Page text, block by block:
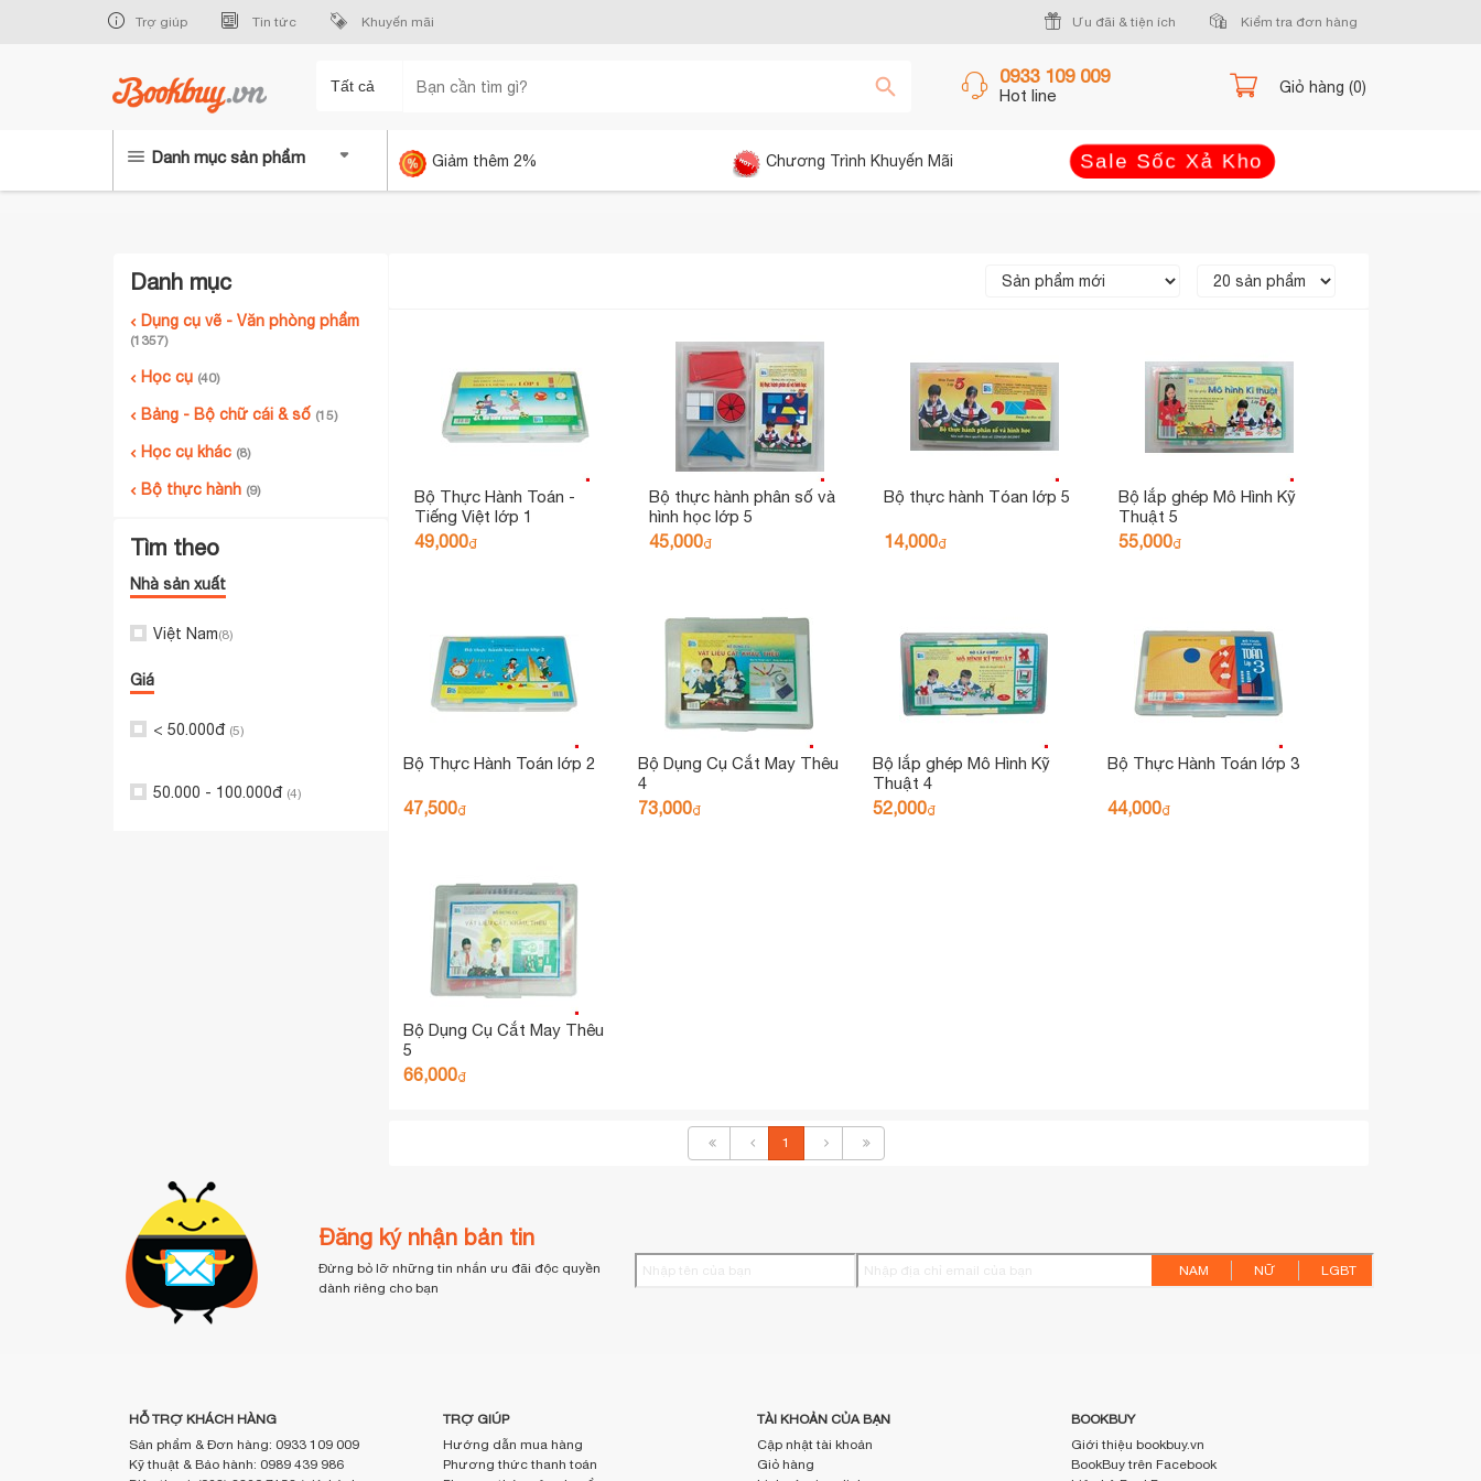
Trợ giúp Tin tức Khuyến mãi Ưu đãi & tiện ích Kiểm tra đơn hàng
Tất cả 0933 109 009
Hot line Giỏ hàng (0)
Danh mục sản phẩm Giảm thêm 2% Chương Trình Khuyến Mãi Sale Sốc Xả Kho
Danh mục
Dụng cụ vẽ - Văn phòng phẩm
(1357)
Học cụ (40)
Bảng - Bộ chữ cái & số (15)
Học cụ khác (8)
Bộ thực hành (9)
Tìm theo
Nhà sản xuất
Việt Nam(8)
Giá
< 50.000đ (5)
50.000 - 100.000đ (4)
Bộ Thực Hành Toán -
Tiếng Việt lớp 1
49,000₫
Bộ thực hành phân số và
hình học lớp 5
45,000₫
Bộ thực hành Tóan lớp 5
14,000₫
Bộ lắp ghép Mô Hình Kỹ
Thuật 5
55,000₫
Bộ Thực Hành Toán lớp 2
47,500₫
Bộ Dụng Cụ Cắt May Thêu
4
73,000₫
Bộ lắp ghép Mô Hình Kỹ
Thuật 4
52,000₫
Bộ Thực Hành Toán lớp 3
44,000₫
Bộ Dụng Cụ Cắt May Thêu
5
66,000₫
1
Đăng ký nhận bản tin
Đừng bỏ lỡ những tin nhắn ưu đãi độc quyền
dành riêng cho bạn
NAM NỮ LGBT
HỖ TRỢ KHÁCH HÀNG
Sản phẩm & Đơn hàng: 0933 109 009
Kỹ thuật & Bảo hành: 0989 439 986
TRỢ GIÚP
Hướng dẫn mua hàng
Phương thức thanh toán
TÀI KHOẢN CỦA BẠN
Cập nhật tài khoản
Giỏ hàng
BOOKBUY
Giới thiệu bookbuy.vn
BookBuy trên Facebook